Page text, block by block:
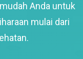
Anda untuk
mulai dari